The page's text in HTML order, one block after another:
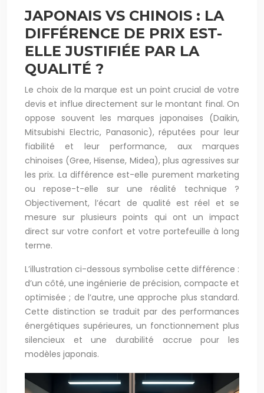
JAPONAIS VS CHINOIS : LA
DIFFÉRENCE DE PRIX EST-
ELLE JUSTIFIÉE PAR LA
QUALITÉ ?
Le choix de la marque est un point crucial de votre
devis et influe directement sur le montant final. On
oppose souvent les marques japonaises (Daikin,
Mitsubishi Electric, Panasonic), réputées pour leur
fiabilité et leur performance, aux marques
chinoises (Gree, Hisense, Midea), plus agressives sur
les prix. La différence est-elle purement marketing
ou repose-t-elle sur une réalité technique ?
Objectivement, l’écart de qualité est réel et se
mesure sur plusieurs points qui ont un impact
direct sur votre confort et votre portefeuille à long
terme.
L’illustration ci-dessous symbolise cette différence :
d’un côté, une ingénierie de précision, compacte et
optimisée ; de l’autre, une approche plus standard.
Cette distinction se traduit par des performances
énergétiques supérieures, un fonctionnement plus
silencieux et une durabilité accrue pour les
modèles japonais.